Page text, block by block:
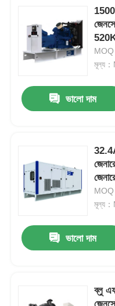
আমাদের সম্পর্কে
মান নিয়ন্ত্রণ
আমাদের সাথে যোগাযোগ করুন
সব ক্ষেত্রেই
নীরব ডিজেল জেনারেটর সেট
পেট্রোল জেনারেটর সেট
MOQ
মূল্য
ভালো দাম
MOQ
মূল্য
ভালো দাম
ব্লু